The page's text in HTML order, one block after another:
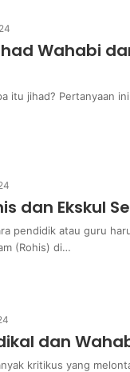
Wahabi
itu jihad? Pertanyaan
dan Ekskul
pendidik atau guru
(Rohis) di…
dan
kritikus yang